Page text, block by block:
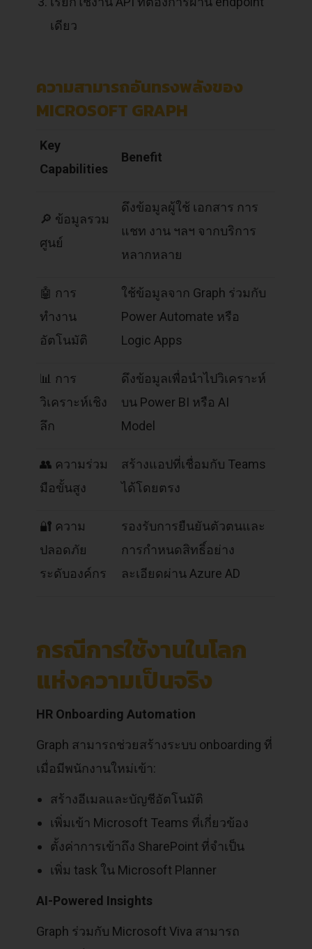
เดียว
ความสามารถอันทรงพลังของ
MICROSOFT GRAPH
Key
Capabilities
Benefit
🔎 ข้อมูลรวม
ศูนย์
ดึงข้อมูลผู้ใช้ เอกสาร การ
แชท งาน ฯลฯ จากบริการ
หลากหลาย
🤖 การ
ทำงาน
อัตโนมัติ
ใช้ข้อมูลจาก Graph ร่วมกับ
Power Automate หรือ
Logic Apps
📊 การ
วิเคราะห์เชิง
ลึก
ดึงข้อมูลเพื่อนำไปวิเคราะห์
บน Power BI หรือ AI
Model
👥 ความร่วม
มือขั้นสูง
สร้างแอปที่เชื่อมกับ Teams
ได้โดยตรง
🔐 ความ
ปลอดภัย
ระดับองค์กร
รองรับการยืนยันตัวตนและ
การกำหนดสิทธิ์อย่าง
ละเอียดผ่าน Azure AD
กรณีการใช้งานในโลก
แห่งความเป็นจริง
HR Onboarding Automation
Graph สามารถช่วยสร้างระบบ onboarding ที่
เมื่อมีพนักงานใหม่เข้า:
สร้างอีเมลและบัญชีอัตโนมัติ
เพิ่มเข้า Microsoft Teams ที่เกี่ยวข้อง
ตั้งค่าการเข้าถึง SharePoint ที่จำเป็น
เพิ่ม task ใน Microsoft Planner
AI-Powered Insights
Graph ร่วมกับ Microsoft Viva สามารถ